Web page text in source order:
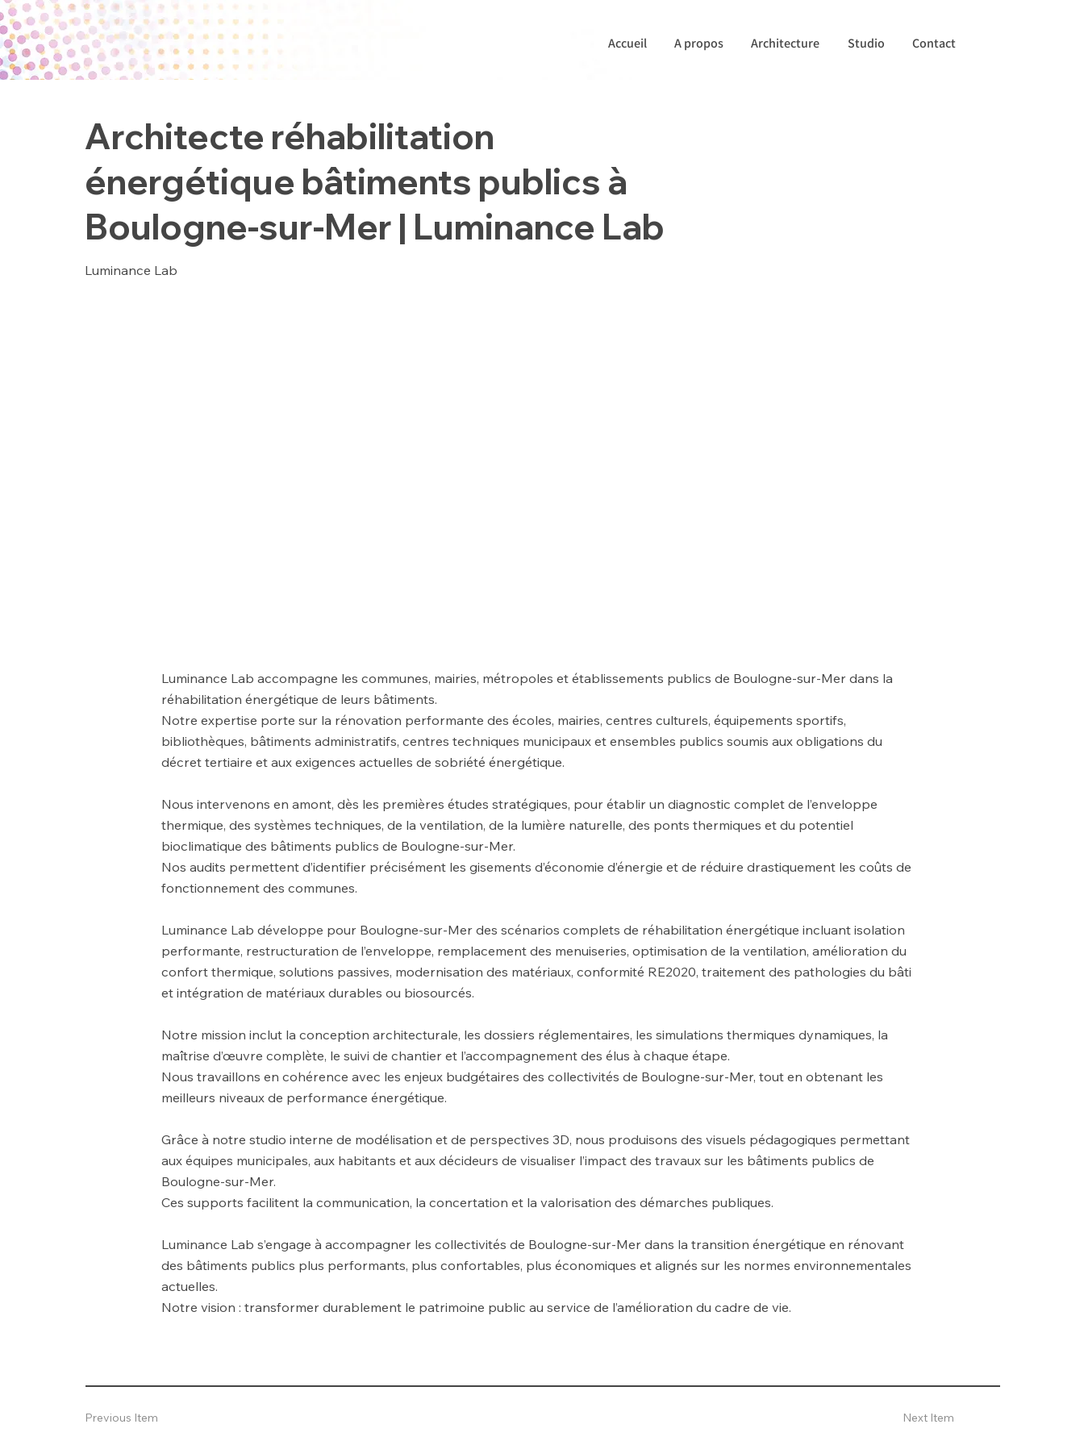
Contact
Studio
Architecture
A propos
Accueil
Architecte réhabilitation
énergétique bâtiments publics à
Boulogne-sur-Mer | Luminance Lab
Luminance Lab
Luminance Lab accompagne les communes, mairies, métropoles et établissements publics de Boulogne-sur-Mer dans la
réhabilitation énergétique de leurs bâtiments.
Notre expertise porte sur la rénovation performante des écoles, mairies, centres culturels, équipements sportifs,
bibliothèques, bâtiments administratifs, centres techniques municipaux et ensembles publics soumis aux obligations du
décret tertiaire et aux exigences actuelles de sobriété énergétique.
Nous intervenons en amont, dès les premières études stratégiques, pour établir un diagnostic complet de l’enveloppe
thermique, des systèmes techniques, de la ventilation, de la lumière naturelle, des ponts thermiques et du potentiel
bioclimatique des bâtiments publics de Boulogne-sur-Mer.
Nos audits permettent d’identifier précisément les gisements d’économie d’énergie et de réduire drastiquement les coûts de
fonctionnement des communes.
Luminance Lab développe pour Boulogne-sur-Mer des scénarios complets de réhabilitation énergétique incluant isolation
performante, restructuration de l’enveloppe, remplacement des menuiseries, optimisation de la ventilation, amélioration du
confort thermique, solutions passives, modernisation des matériaux, conformité RE2020, traitement des pathologies du bâti
et intégration de matériaux durables ou biosourcés.
Notre mission inclut la conception architecturale, les dossiers réglementaires, les simulations thermiques dynamiques, la
maîtrise d’œuvre complète, le suivi de chantier et l’accompagnement des élus à chaque étape.
Nous travaillons en cohérence avec les enjeux budgétaires des collectivités de Boulogne-sur-Mer, tout en obtenant les
meilleurs niveaux de performance énergétique.
Grâce à notre studio interne de modélisation et de perspectives 3D, nous produisons des visuels pédagogiques permettant
aux équipes municipales, aux habitants et aux décideurs de visualiser l’impact des travaux sur les bâtiments publics de
Boulogne-sur-Mer.
Ces supports facilitent la communication, la concertation et la valorisation des démarches publiques.
Luminance Lab s’engage à accompagner les collectivités de Boulogne-sur-Mer dans la transition énergétique en rénovant
des bâtiments publics plus performants, plus confortables, plus économiques et alignés sur les normes environnementales
actuelles.
Notre vision : transformer durablement le patrimoine public au service de l’amélioration du cadre de vie.
Previous Item Next Item